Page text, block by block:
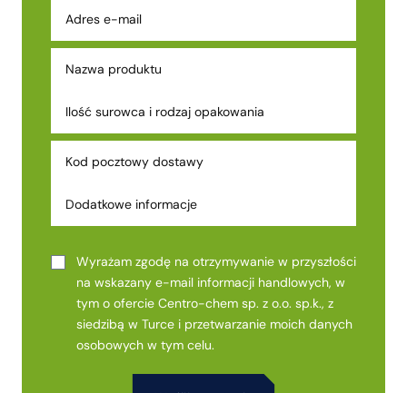
Wyrażam zgodę na otrzymywanie w przyszłości
na wskazany e-mail informacji handlowych, w
tym o ofercie Centro-chem sp. z o.o. sp.k., z
siedzibą w Turce i przetwarzanie moich danych
osobowych w tym celu.